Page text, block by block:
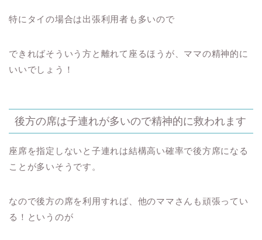
特にタイの場合は出張利用者も多いので
できればそういう方と離れて座るほうが、ママの精神的に
いいでしょう！
後方の席は子連れが多いので精神的に救われます
座席を指定しないと子連れは結構高い確率で後方席になる
ことが多いそうです。
なので後方の席を利用すれば、他のママさんも頑張ってい
る！というのが